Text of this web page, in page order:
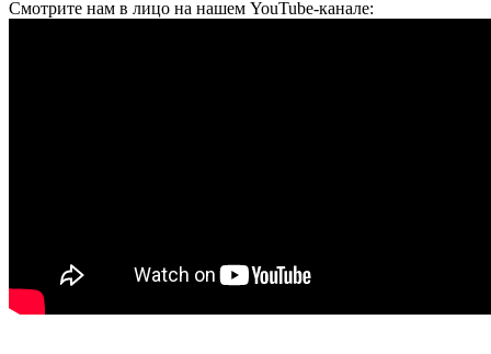
Смотрите нам в лицо на нашем YouTube-канале: